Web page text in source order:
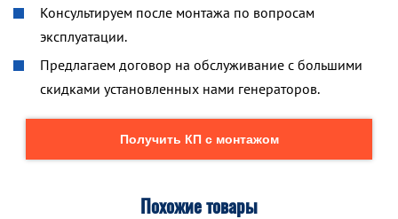
Консультируем после монтажа по вопросам
эксплуатации.
Предлагаем договор на обслуживание с большими
скидками установленных нами генераторов.
Получить КП с монтажом
Похожие товары